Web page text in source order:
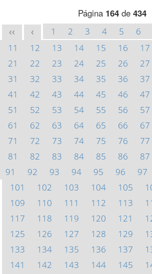
Página 164de 434
<< < 1 2 3 4 5 6
11
12 13 14 15 16 17
21
22 23 24 25 26 27
31
32 33 34 35 36 37
41
42 43 44 45 46 47
51
52 53 54 55 56 57
61
62 63 64 65 66 67
71
72 73 74 75 76 77
81
82 83 84 85 86 87
91
92 93 94 95 96 97
101
102 103 104 105
109
110 111 112 113
117
118 119 120 121
125
126 127 128 129
133
134 135 136 137
141
142 143 144 145